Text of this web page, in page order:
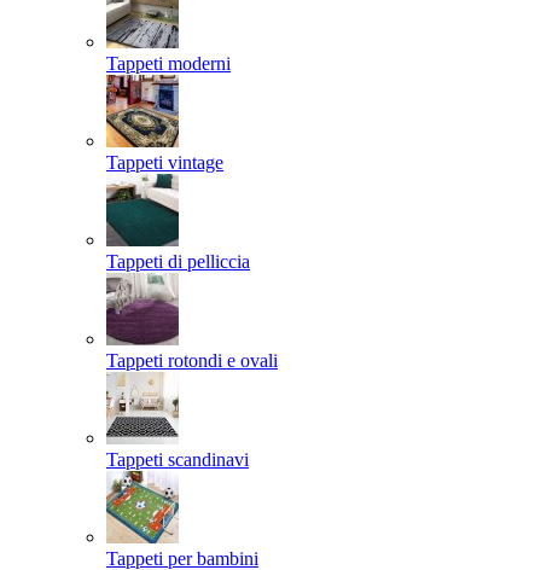
Tappeti moderni
Tappeti vintage
Tappeti di pelliccia
Tappeti rotondi e ovali
Tappeti scandinavi
Tappeti per bambini